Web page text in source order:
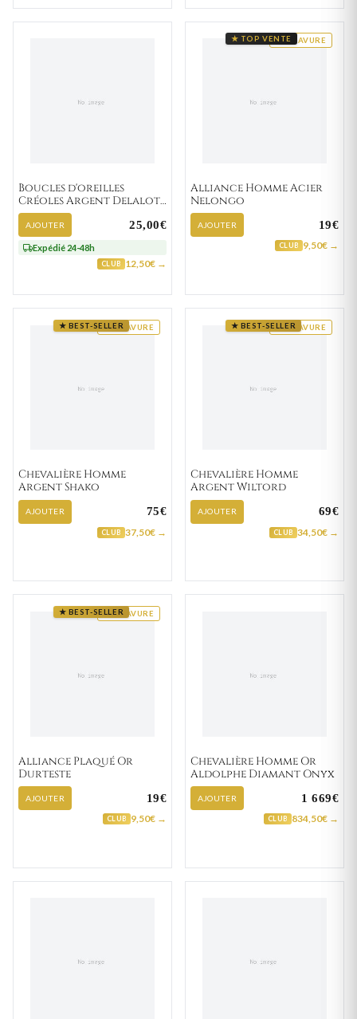
Boucles d'oreilles
Créoles Argent Delalot
Texturé
AJOUTER 25,00€
Expédié 24-48h
CLUB 12,50€ →
GRAVURE
★ TOP VENTE
Alliance Homme Acier
Nelongo
AJOUTER 19€
CLUB 9,50€ →
GRAVURE
★ BEST-SELLER
Chevalière Homme
Argent Shako
AJOUTER 75€
CLUB 37,50€ →
GRAVURE
★ BEST-SELLER
Chevalière Homme
Argent Wiltord
AJOUTER 69€
CLUB 34,50€ →
GRAVURE
★ BEST-SELLER
Alliance Plaqué Or
Durteste
AJOUTER 19€
CLUB 9,50€ →
Chevalière Homme Or
Aldolphe Diamant Onyx
AJOUTER 1 669€
CLUB 834,50€ →